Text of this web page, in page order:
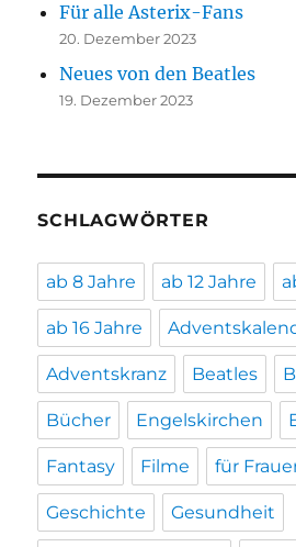
Für alle Asterix-Fans
20. Dezember 2023
Neues von den Beatles
19. Dezember 2023
SCHLAGWÖRTER
ab 8 Jahre ab 12 Jahre
ab 16 Jahre
Adventskranz Beatles
Bücher Engelskirchen
Fantasy Filme für
Geschichte Gesundheit